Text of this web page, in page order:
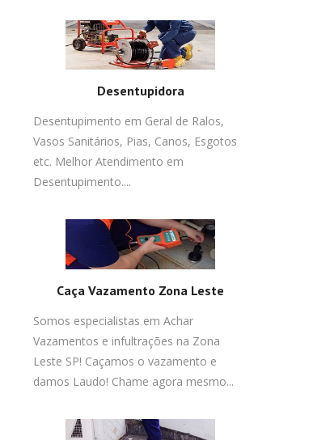
Desentupidora
Desentupimento em Geral de Ralos,
Vasos Sanitários, Pias, Canos, Esgotos
etc. Melhor Atendimento em
Desentupimento....
Caça Vazamento Zona Leste
Somos especialistas em Achar
Vazamentos e infultrações na Zona
Leste SP! Caçamos o vazamento e
damos Laudo! Chame agora mesmo...